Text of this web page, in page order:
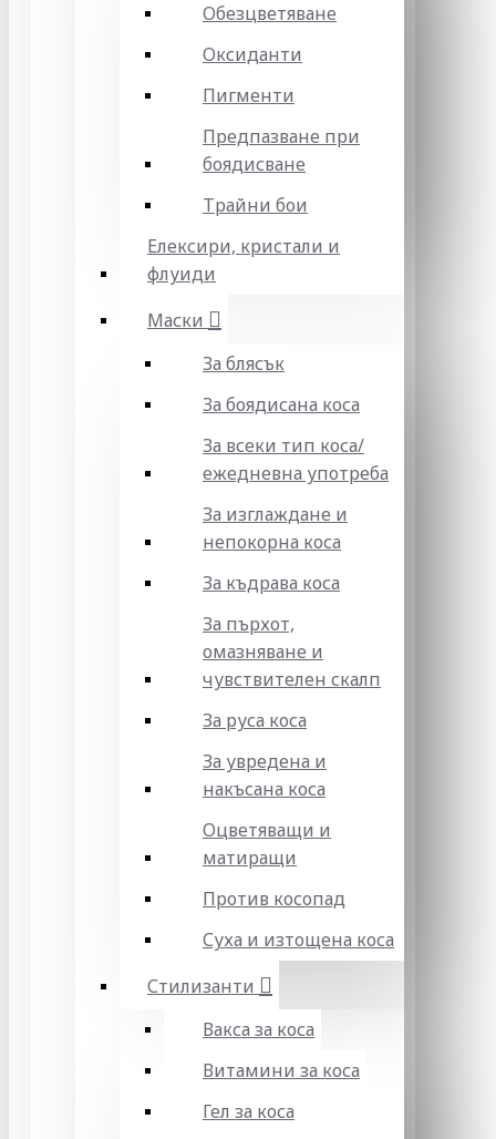
Обезцветяване
Оксиданти
Пигменти
Предпазване при
боядисване
Трайни бои
Елексири, кристали и
флуиди
Маски
За блясък
За боядисана коса
За всеки тип коса/
ежедневна употреба
За изглаждане и
непокорна коса
За къдрава коса
За пърхот,
омазняване и
чувствителен скалп
За руса коса
За увредена и
накъсана коса
Оцветяващи и
матиращи
Против косопад
Суха и изтощена коса
Стилизанти
Вакса за коса
Витамини за коса
Гел за коса